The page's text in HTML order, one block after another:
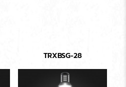
TRXBSG-28